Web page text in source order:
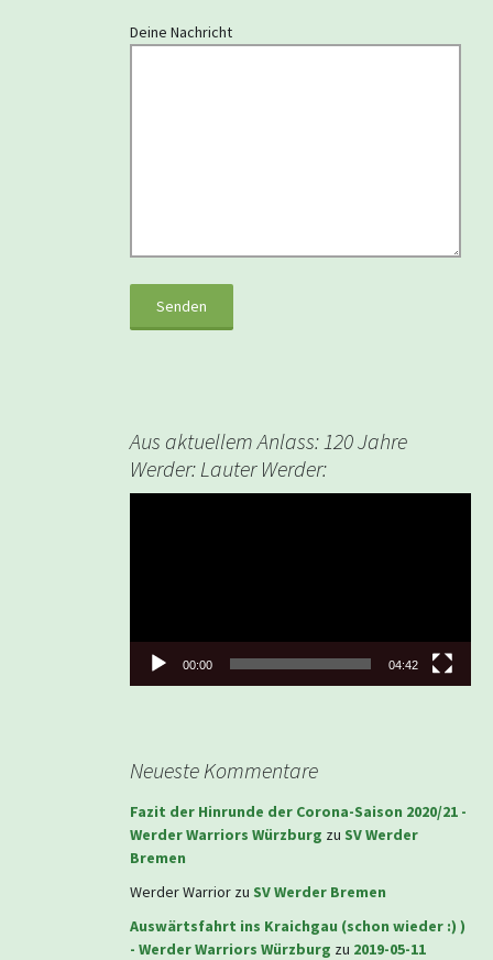
Deine Nachricht
Aus aktuellem Anlass: 120 Jahre
Werder: Lauter Werder:
00:00 04:42
Neueste Kommentare
Fazit der Hinrunde der Corona-Saison 2020/21 -
Werder Warriors Würzburg zu SV Werder
Bremen
Werder Warrior zu SV Werder Bremen
Auswärtsfahrt ins Kraichgau (schon wieder :) )
- Werder Warriors Würzburg zu 2019-05-11